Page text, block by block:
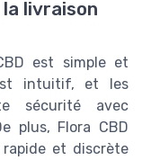
livraison
est simple et
intuitif, et les
sécurité avec
plus, Flora CBD
et discrète